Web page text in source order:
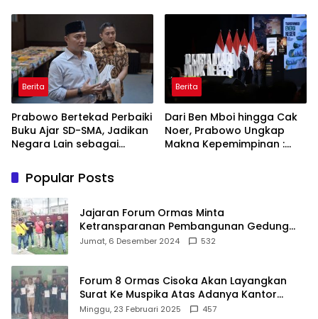
ASRI
Berita
Prabowo Bertekad Perbaiki
Buku Ajar SD-SMA, Jadikan
Negara Lain sebagai
Berita
Dari Ben Mboi hingga Cak
Noer, Prabowo Ungkap
Makna Kepemimpinan :
Popular Posts
Jajaran Forum Ormas Minta
Ketransparanan Pembangunan Gedung
Damkar Di Kecamatan Cisoka
Jumat, 6 Desember 2024 532
Forum 8 Ormas Cisoka Akan Layangkan
Surat Ke Muspika Atas Adanya Kantor
Matel di Cisoka
Minggu, 23 Februari 2025 457